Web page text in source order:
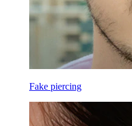
Fake piercing